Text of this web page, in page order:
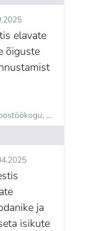
elavate
õiguste
Kristjan Moora
ja
isikute